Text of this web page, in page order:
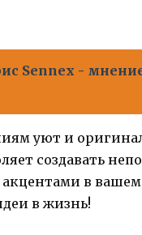
Sennex -
уют и
создавать
в
в жизнь!